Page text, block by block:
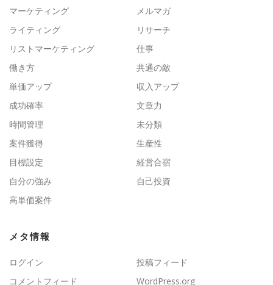
マーケティング
メルマガ
ライティング
リサーチ
リストマーケティング
仕事
働き方
共通の敵
単価アップ
収入アップ
成功確率
文章力
時間管理
未分類
案件獲得
生産性
目標設定
経営合宿
自分の強み
自己投資
高単価案件
メタ情報
ログイン
投稿フィード
コメントフィード
WordPress.org